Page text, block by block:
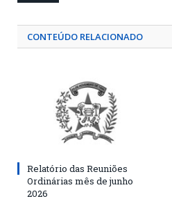
CONTEÚDO RELACIONADO
Relatório das Reuniões
Ordinárias mês de junho
2026